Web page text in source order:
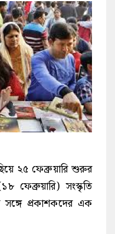
২৫ ফেব্রুয়ারি শুরুর
ফেব্রুয়ারি) সংস্কৃতি
সঙ্গে প্রকাশকদের এক